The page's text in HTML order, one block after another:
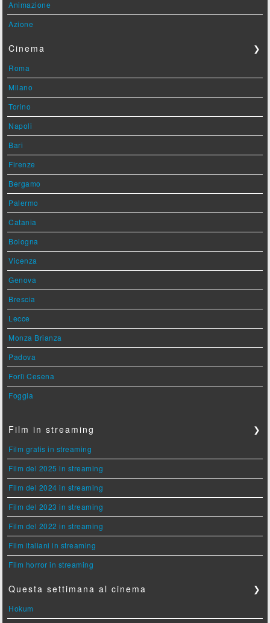
Animazione
Azione
Cinema ❯
Roma
Milano
Torino
Napoli
Bari
Firenze
Bergamo
Palermo
Catania
Bologna
Vicenza
Genova
Brescia
Lecce
Monza Brianza
Padova
Forlì Cesena
Foggia
Film in streaming ❯
Film gratis in streaming
Film del 2025 in streaming
Film del 2024 in streaming
Film del 2023 in streaming
Film del 2022 in streaming
Film italiani in streaming
Film horror in streaming
Questa settimana al cinema ❯
Hokum